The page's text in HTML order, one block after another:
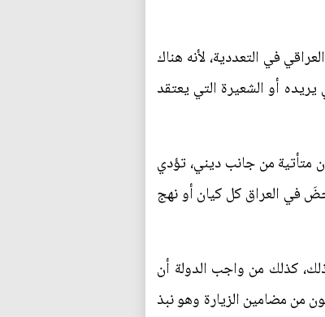
في التعددية، لأنه هناك
أو الشعيرة التي يعتقد
متأتية من جانب ديني، تؤدي
العراقي في المادة 7، حينما أشار إلى أنه يُحضَ في العراق كل كيان أو نهج
كذلك من واجب الدولة أن
من مضامين الزيارة وهو نبذ